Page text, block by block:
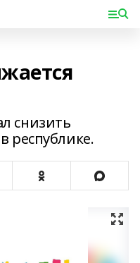
снизить
республике.